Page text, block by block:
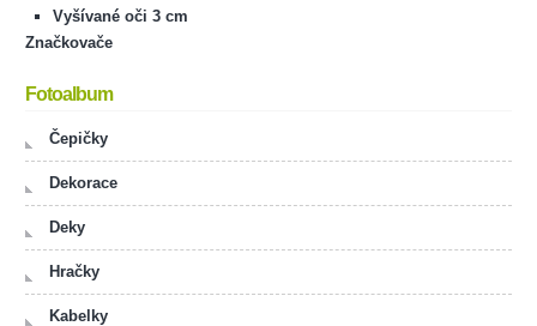
Vyšívané oči 3 cm
Značkovače
Fotoalbum
Čepičky
Dekorace
Deky
Hračky
Kabelky